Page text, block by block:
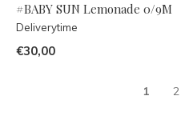
#BABY SUN Lemonade 0/9M
Deliverytime
€30,00
1 2